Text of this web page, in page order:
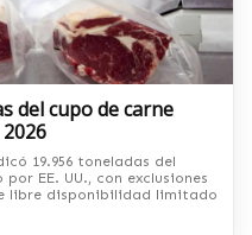
del cupo de carne
19.956 toneladas del
EE. UU., con exclusiones
libre disponibilidad limitado